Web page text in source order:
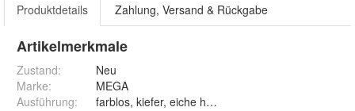
Produktdetails Zahlung, Versand & Rückgabe
Artikelmerkmale
Zustand:
Neu
Marke:
MEGA
Ausführung: